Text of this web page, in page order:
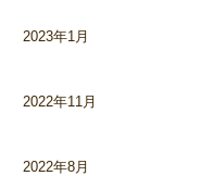
2023年1月
2022年11月
2022年8月